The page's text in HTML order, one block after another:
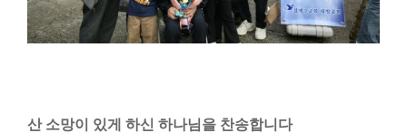
산 소망이 있게 하신 하나님을 찬송합니다